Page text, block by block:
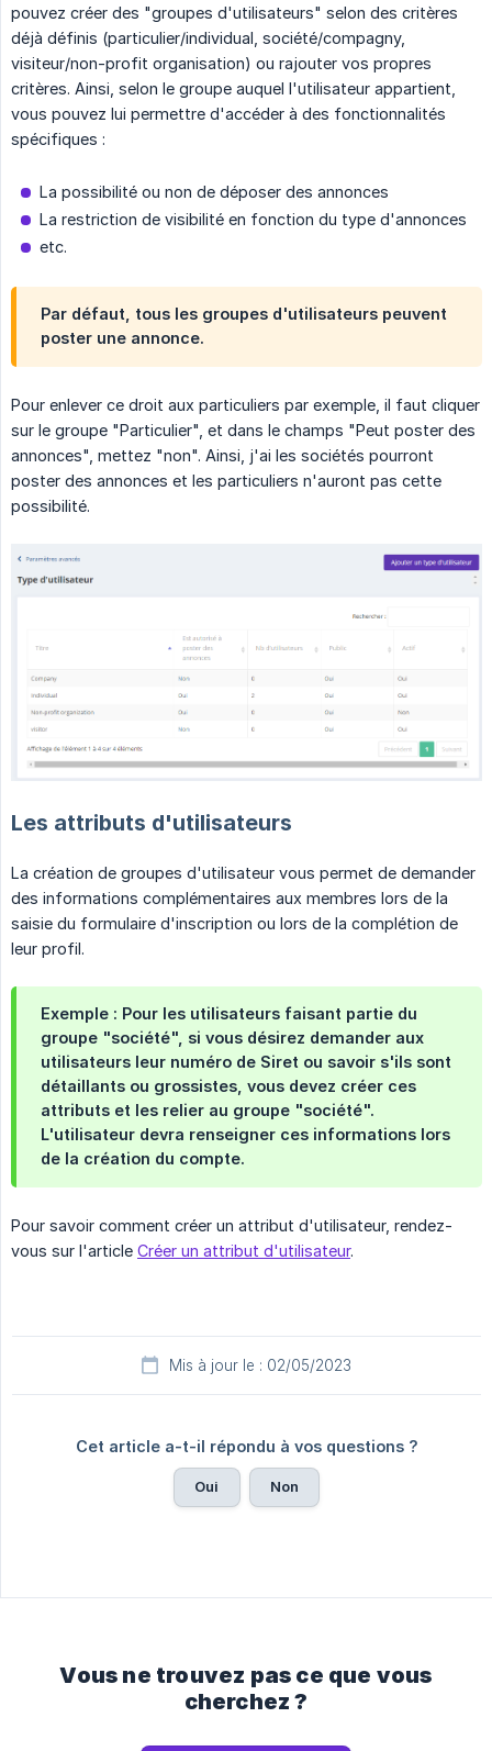
pouvez créer des "groupes d'utilisateurs" selon des critères
déjà définis (particulier/individual, société/compagny,
visiteur/non-profit organisation) ou rajouter vos propres
critères. Ainsi, selon le groupe auquel l'utilisateur appartient,
vous pouvez lui permettre d'accéder à des fonctionnalités
spécifiques :
La possibilité ou non de déposer des annonces
La restriction de visibilité en fonction du type d'annonces
etc.
Par défaut, tous les groupes d'utilisateurs peuvent
poster une annonce.
Pour enlever ce droit aux particuliers par exemple, il faut cliquer
sur le groupe "Particulier", et dans le champs "Peut poster des
annonces", mettez "non". Ainsi, j'ai les sociétés pourront
poster des annonces et les particuliers n'auront pas cette
possibilité.
Les attributs d'utilisateurs
La création de groupes d'utilisateur vous permet de demander
des informations complémentaires aux membres lors de la
saisie du formulaire d'inscription ou lors de la complétion de
leur profil.
Exemple : Pour les utilisateurs faisant partie du
groupe "société", si vous désirez demander aux
utilisateurs leur numéro de Siret ou savoir s'ils sont
détaillants ou grossistes, vous devez créer ces
attributs et les relier au groupe "société".
L'utilisateur devra renseigner ces informations lors
de la création du compte.
Pour savoir comment créer un attribut d'utilisateur, rendez-
vous sur l'article Créer un attribut d'utilisateur.
Mis à jour le : 02/05/2023
Cet article a-t-il répondu à vos questions ?
Oui Non
Vous ne trouvez pas ce que vous
cherchez ?